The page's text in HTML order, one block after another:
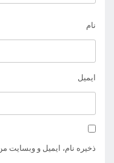
نام
ایمیل
ذخیره نام، ایمیل و وبسایت